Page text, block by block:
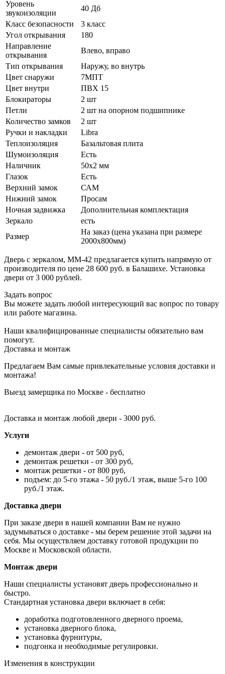
Уровень
звукоизоляции
40 Дб
Класс безопасности
3 класс
Угол открывания
180
Направление
открывания
Влево, вправо
Тип открывания
Наружу, во внутрь
Цвет снаружи
7МПТ
Цвет внутри
ПВХ 15
Блокираторы
2 шт
Петли
2 шт на опорном подшипнике
Количество замков
2 шт
Ручки и накладки
Libra
Теплоизоляция
Базальтовая плита
Шумоизоляция
Есть
Наличник
50х2 мм
Глазок
Есть
Верхний замок
САМ
Нижний замок
Просам
Ночная задвижка
Дополнительная комплектация
Зеркало
есть
Размер
На заказ (цена указана при размере
2000х800мм)
Дверь с зеркалом, ММ-42 предлагается купить напрямую от
производителя по цене 28 600 руб. в Балашихе. Установка
двери от 3 000 рублей.
Задать вопрос
Вы можете задать любой интересующий вас вопрос по товару
или работе магазина.
Наши квалифицированные специалисты обязательно вам
помогут.
Доставка и монтаж
Предлагаем Вам самые привлекательные условия доставки и
монтажа!
Выезд замерщика по Москве - бесплатно
Доставка и монтаж любой двери - 3000 руб.
Услуги
демонтаж двери - от 500 руб,
демонтаж решетки - от 300 руб,
монтаж решетки - от 800 руб,
подъем: до 5-го этажа - 50 руб./1 этаж, выше 5-го 100
руб./1 этаж.
Доставка двери
При заказе двери в нашей компании Вам не нужно
задумываться о доставке - мы берем решение этой задачи на
себя. Мы осуществляем доставку готовой продукции по
Москве и Московской области.
Монтаж двери
Наши специалисты установят дверь профессионально и
быстро.
Стандартная установка двери включает в себя:
доработка подготовленного дверного проема,
установка дверного блока,
установка фурнитуры,
подгонка и необходимые регулировки.
Изменения в конструкции